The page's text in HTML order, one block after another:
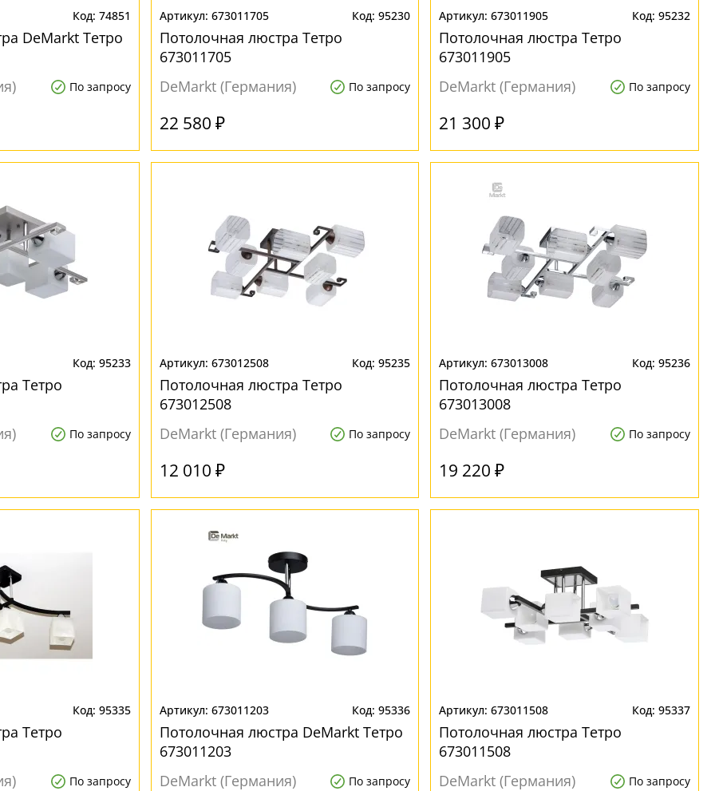
74851
DeMarkt Тетро
По запросу
673011705 95230
Потолочная люстра Тетро
673011705
DeMarkt (Германия)
По запросу
22 580 ₽
673011905 95232
Потолочная люстра Тетро
673011905
DeMarkt (Германия)
По запросу
21 300 ₽
95233
Тетро
По запросу
673012508 95235
Потолочная люстра Тетро
673012508
DeMarkt (Германия)
По запросу
12 010 ₽
673013008 95236
Потолочная люстра Тетро
673013008
DeMarkt (Германия)
По запросу
19 220 ₽
95335
Тетро
По запросу
673011203 95336
Потолочная люстра DeMarkt Тетро
673011203
DeMarkt (Германия)
По запросу
673011508 95337
Потолочная люстра Тетро
673011508
DeMarkt (Германия)
По запросу